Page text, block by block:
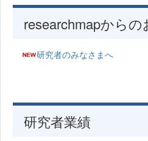
researchmapからの
研究者のみなさまへ
研究者業績